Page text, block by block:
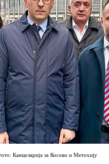
Канцеларија за Косово и Метохију